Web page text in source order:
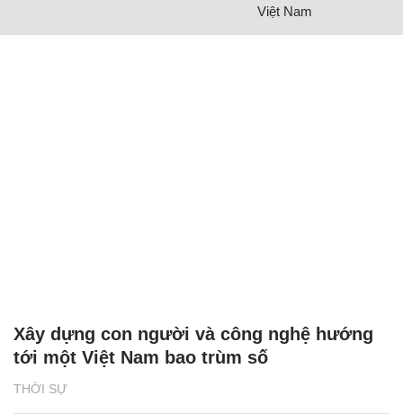
Việt Nam
THỜI SỰ
Xây dựng con người và công nghệ hướng
tới một Việt Nam bao trùm số